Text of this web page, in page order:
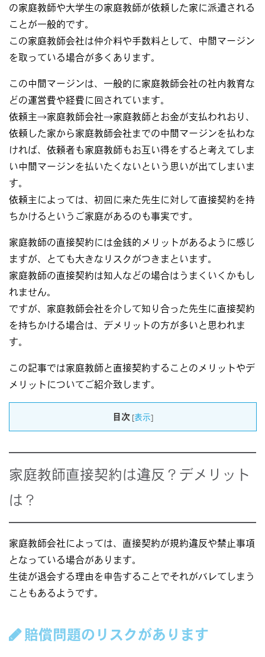
の家庭教師や大学生の家庭教師が依頼した家に派遣される
ことが一般的です。
この家庭教師会社は仲介料や手数料として、中間マージン
を取っている場合が多くあります。
この中間マージンは、一般的に家庭教師会社の社内教育な
どの運営費や経費に回されています。
依頼主→家庭教師会社→家庭教師とお金が支払われおり、
依頼した家から家庭教師会社までの中間マージンを払わな
ければ、依頼者も家庭教師もお互い得をすると考えてしま
い中間マージンを払いたくないという思いが出てしまいま
す。
依頼主によっては、初回に来た先生に対して直接契約を持
ちかけるというご家庭があるのも事実です。
家庭教師の直接契約には金銭的メリットがあるように感じ
ますが、とても大きなリスクがつきまといます。
家庭教師の直接契約は知人などの場合はうまくいくかもし
れません。
ですが、家庭教師会社を介して知り合った先生に直接契約
を持ちかける場合は、デメリットの方が多いと思われま
す。
この記事では家庭教師と直接契約することのメリットやデ
メリットについてご紹介致します。
目次 [表示]
家庭教師直接契約は違反？デメリット
は？
家庭教師会社によっては、直接契約が規約違反や禁止事項
となっている場合があります。
生徒が退会する理由を申告することでそれがバレてしまう
こともあるようです。
賠償問題のリスクがあります